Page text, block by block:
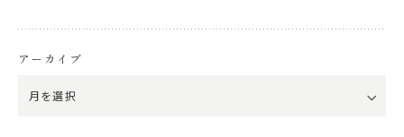
アーカイブ